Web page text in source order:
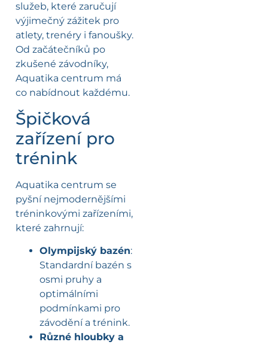
služeb, které zaručují
výjimečný zážitek pro
atlety, trenéry i fanoušky.
Od začátečníků po
zkušené závodníky,
Aquatika centrum má
co nabídnout každému.
Špičková
zařízení pro
trénink
Aquatika centrum se
pyšní nejmodernějšími
tréninkovými zařízeními,
které zahrnují:
Olympijský bazén:
Standardní bazén s
osmi pruhy a
optimálními
podmínkami pro
závodění a trénink.
Různé hloubky a